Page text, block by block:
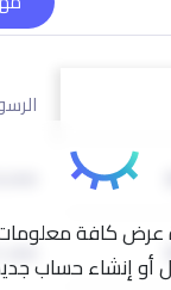
عرض كافة
أو إنشاء حساب21,000